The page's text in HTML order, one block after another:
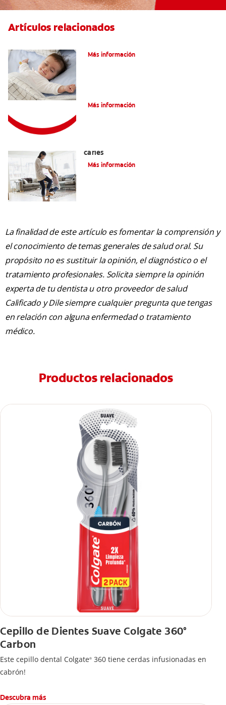
Artículos relacionados
Más información
Más información
caries
Más información
La finalidad de este artículo es fomentar la comprensión y
el conocimiento de temas generales de salud oral. Su
propósito no es sustituir la opinión, el diagnóstico o el
tratamiento profesionales. Solicita siempre la opinión
experta de tu dentista u otro proveedor de salud
Calificado y Dile siempre cualquier pregunta que tengas
en relación con alguna enfermedad o tratamiento
médico.
Productos relacionados
Cepillo de Dientes Suave Colgate 360°
Carbon
Este cepillo dental Colgate® 360 tiene cerdas infusionadas en
cabrón!
Descubra más